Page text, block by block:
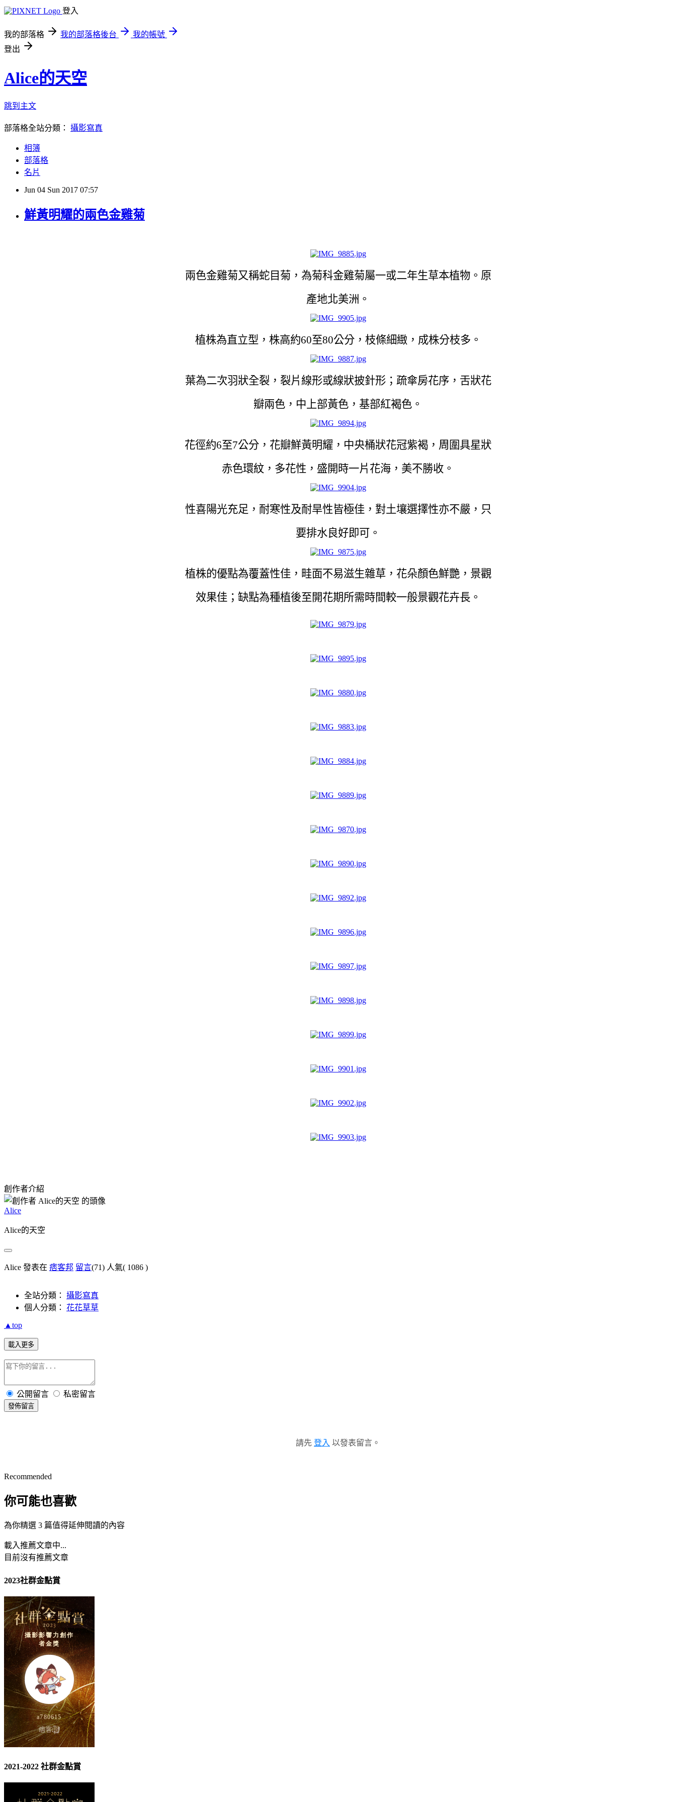
登入
我的部落格 我的部落格後台
我的帳號
登出
Alice的天空
跳到主文
部落格全站分類： 攝影寫真
相簿
部落格
名片
Jun 04 Sun 2017 07:57
鮮黃明耀的兩色金雞菊
兩色金雞菊又稱蛇目菊，為菊科金雞菊屬一或二年生草本植物。原
產地北美洲。
植株為直立型，株高約60至80公分，枝條細緻，成株分枝多。
葉為二次羽狀全裂，裂片線形或線狀披針形；疏傘房花序，舌狀花
瓣兩色，中上部黃色，基部紅褐色。
花徑約6至7公分，花瓣鮮黃明耀，中央桶狀花冠紫褐，周圍具星狀
赤色環紋，多花性，盛開時一片花海，美不勝收。
性喜陽光充足，耐寒性及耐旱性皆極佳，對土壤選擇性亦不嚴，只
要排水良好即可。
植株的優點為覆蓋性佳，畦面不易滋生雜草，花朵顏色鮮艷，景觀
效果佳；缺點為種植後至開花期所需時間較一般景觀花卉長。
創作者介紹
Alice
Alice的天空
Alice 發表在 痞客邦 留言(71) 人氣( 1086 )
全站分類： 攝影寫真
個人分類： 花花草草
▲top
載入更多
公開留言 私密留言
發佈留言
請先 登入 以發表留言。
Recommended
你可能也喜歡
為你精選 3 篇值得延伸閱讀的內容
載入推薦文章中...
目前沒有推薦文章
2023社群金點賞
2021-2022 社群金點賞